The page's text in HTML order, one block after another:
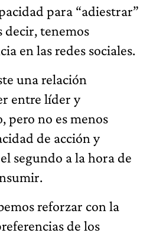
para “adiestrar”
decir, tenemos
en las redes sociales.
una relación
entre líder y
pero no es menos
de acción y
segundo a la hora de
reforzar con la
de los